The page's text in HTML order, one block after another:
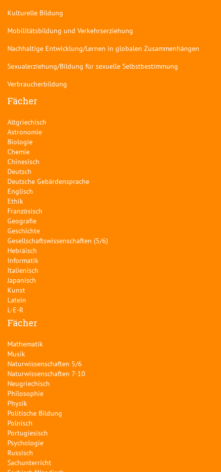
Kulturelle Bildung
Mobilitätsbildung und Verkehrserziehung
Nachhaltige Entwicklung/Lernen in globalen Zusammenhängen
Sexualerziehung/Bildung für sexuelle Selbstbestimmung
Verbraucherbildung
Fächer
Altgriechisch
Astronomie
Biologie
Chemie
Chinesisch
Deutsch
Deutsche Gebärdensprache
Englisch
Ethik
Französisch
Geografie
Geschichte
Gesellschaftswissenschaften (5/6)
Hebräisch
Informatik
Italienisch
Japanisch
Kunst
Latein
L-E-R
Fächer
Mathematik
Musik
Naturwissenschaften 5/6
Naturwissenschaften 7-10
Neugriechisch
Philosophie
Physik
Politische Bildung
Polnisch
Portugiesisch
Psychologie
Russisch
Sachunterricht